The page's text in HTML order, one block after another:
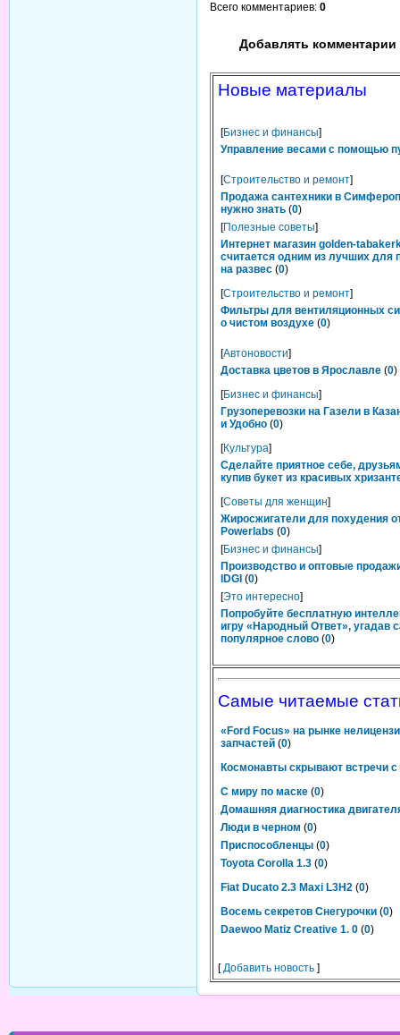
Всего комментариев: 0
Добавлять комментарии
Новые материалы
[Бизнес и финансы]
Управление весами с помощью
[Строительство и ремонт]
Продажа сантехники в
нужно знать (0)
[Полезные советы]
Интернет магазин golden-
считается одним из лучших для
на развес (0)
[Строительство и ремонт]
Фильтры для вентиляционных
о чистом воздухе (0)
[Автоновости]
Доставка цветов в Ярославле (0)
[Бизнес и финансы]
Грузоперевозки на Газели в
и Удобно (0)
[Культура]
Сделайте приятное себе,
купив букет из красивых
[Советы для женщин]
Жиросжигатели для похудения
Powerlabs (0)
[Бизнес и финансы]
Производство и оптовые
IDGI (0)
[Это интересно]
Попробуйте бесплатную
игру «Народный Ответ», угадав
популярное слово (0)
Самые читаемые
«Ford Focus» на рынке
запчастей (0)
Космонавты скрывают встречи
С миру по маске (0)
Домашняя диагностика
Люди в черном (0)
Приспособленцы (0)
Toyota Corolla 1.3 (0)
Fiat Ducato 2.3 Maxi L3H2 (0)
Восемь секретов Снегурочки (0)
Daewoo Matiz Creative 1. 0 (0)
[Добавить новость ]